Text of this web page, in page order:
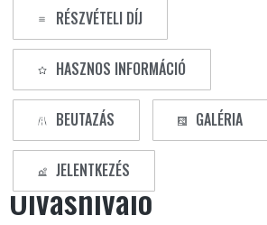
RÉSZVÉTELI DÍJ
HASZNOS INFORMÁCIÓ
BEUTAZÁS GALÉRIA
JELENTKEZÉS
Olvasnivaló